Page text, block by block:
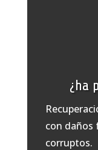
¿ha
con daños
corruptos.